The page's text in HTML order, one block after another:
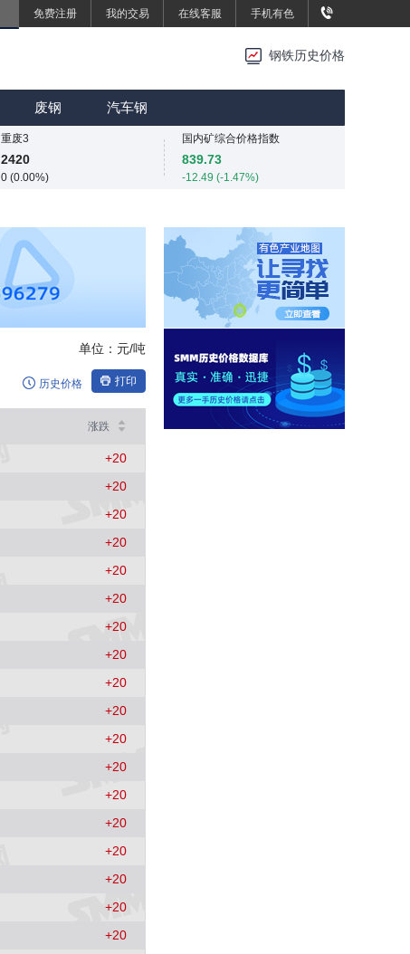
免费注册 我的交易 在线客服 手机有色
钢铁历史价格
废钢 汽车钢
重废3
3496.7
重废3
2420
0 (0.00%)
13.4 (0.38%)
重废3
2420
0 (0.00%)
重废3
国内矿综合价格指数
839.73
-12.49 (-1.47%)
-55 (-2.78%)
SMM中国螺纹钢价格指数
3034
4 (0.13%)
SMM中国热轧板卷价格指数
3258.2
SMM中国无取向硅钢50WW800价格指数
4254
0 (0.00%)
SMM中国冷轧板卷价格指数
单位： 元/吨
历史价格 打印
涨跌
+20
+20
+20
+20
+20
+20
+20
+20
+20
+20
+20
+20
+20
+20
+20
+20
+20
+20